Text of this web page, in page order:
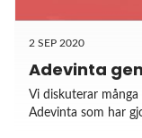
2 SEP 2020
Adevinta
Vi diskuterar
Adevinta som har